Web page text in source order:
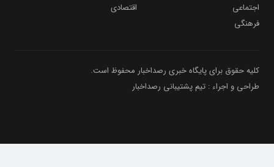
اجتماعی
اقتصادی
فرهنگی
کلیه حقوق برای پایگاه خبری رصداخبار محفوظ است.
طراحی و اجراء : تیم پشتیبانی رصداخبار